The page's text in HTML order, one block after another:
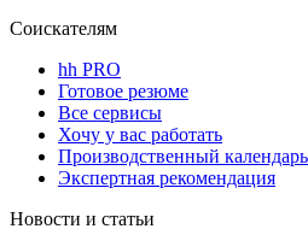
Соискателям
hh PRO
Готовое резюме
Все сервисы
Хочу у вас работать
Производственный календарь
Экспертная рекомендация
Новости и статьи